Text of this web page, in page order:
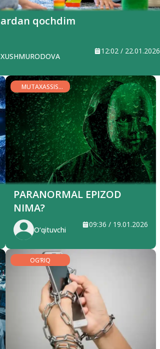
qochdim
12:02 / 22.01.2026
MUTAXASSIS
MINBARI
PARANORMAL EPIZOD
NIMA?
O‘qituvchi
09:36 / 19.01.2026
OG‘RIQ